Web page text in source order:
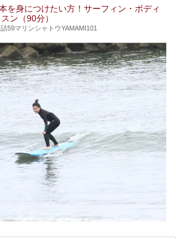
を身につけたい方！サーフィン・ボディ
ン（90分）
59マリンシャトウYAMAMI101